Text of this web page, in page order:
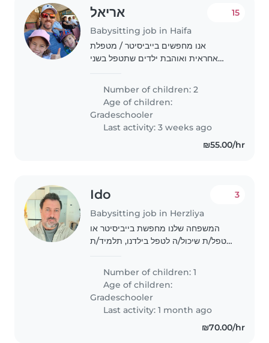
אריאל
Babysitting job in Haifa
15
אנו מחפשים בייביסיטר / מטפלת
אחראית ואוהבת ילדים שתטפל בשני
ד'. הם ילדים סקרנים, יצירתיים
וידידותיים שיהנו מבילוי זמן עם מישהו
Number of children: 2
Age of children:
Gradeschooler
Last activity: 3 weeks ago
₪55.00/hr
Ido
Babysitting job in Herzliya
3
המשפחה שלנו מחפשת בייביסיטר או
מטפל/ת שיכול/ה לטפל בילדנו, תלמיד/ת
נמרץ/ת, פטפטני/ת ומצחיק/ה. אנחנו
מחפשים משגיח/ת חם/ה לב שיכול/ה
לטפל בילדנו..
Number of children: 1
Age of children:
Gradeschooler
Last activity: 1 month ago
₪70.00/hr